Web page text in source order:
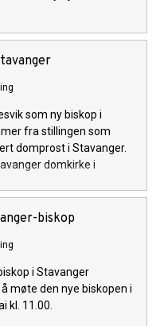
som ny biskop i
fra stillingen som
domprost i Stavanger.
domkirke i
biskop
i Stavanger
møte den nye biskopen i
kl. 11.00.